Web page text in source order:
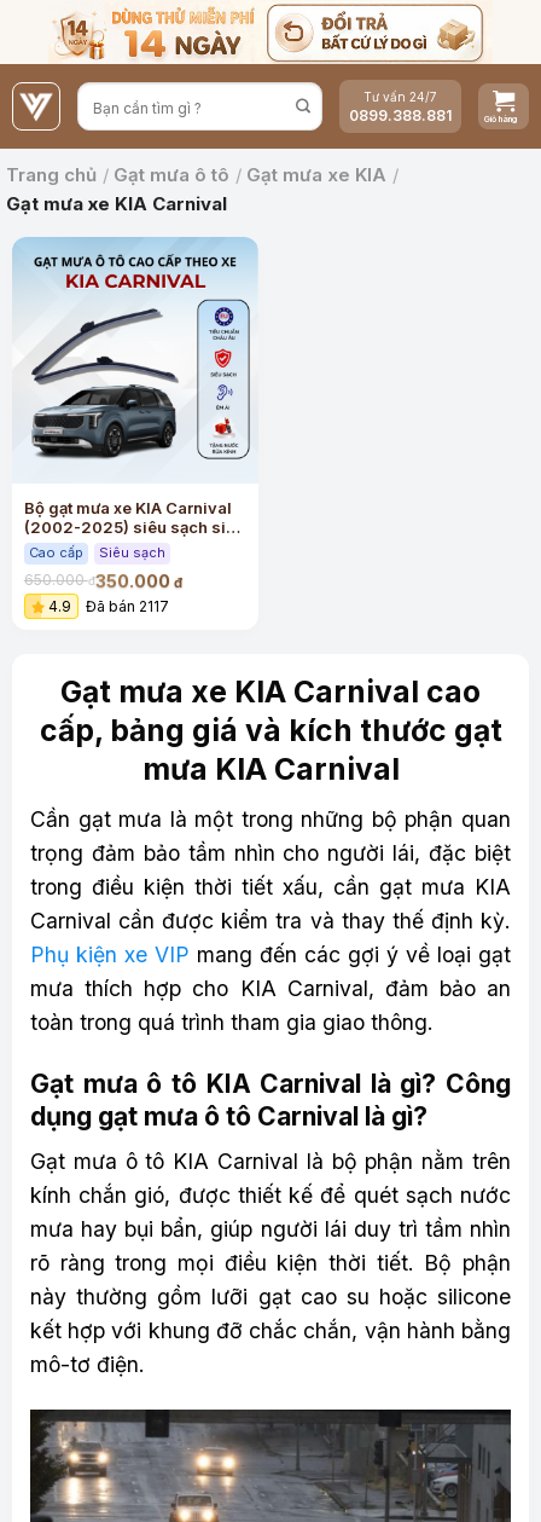
nội
dung
Tư vấn 24/7
0899.388.881
Trang chủ / Gạt mưa ô tô / Gạt mưa xe KIA /
Gạt mưa xe KIA Carnival
Bộ gạt mưa xe KIA Carnival
(2002-2025) siêu sạch siêu
êm
Cao cấp Siêu sạch
650.000đ350.000 đ
4.9 Đã bán 2117
Gạt mưa xe KIA Carnival cao
cấp, bảng giá và kích thước gạt
mưa KIA Carnival
Cần gạt mưa là một trong những bộ phận quan
trọng đảm bảo tầm nhìn cho người lái, đặc biệt
trong điều kiện thời tiết xấu, cần gạt mưa KIA
Carnival cần được kiểm tra và thay thế định kỳ.
Phụ kiện xe VIP mang đến các gợi ý về loại gạt
mưa thích hợp cho KIA Carnival, đảm bảo an
toàn trong quá trình tham gia giao thông.
Gạt mưa ô tô KIA Carnival là gì? Công
dụng gạt mưa ô tô Carnival là gì?
Gạt mưa ô tô KIA Carnival là bộ phận nằm trên
kính chắn gió, được thiết kế để quét sạch nước
mưa hay bụi bẩn, giúp người lái duy trì tầm nhìn
rõ ràng trong mọi điều kiện thời tiết. Bộ phận
này thường gồm lưỡi gạt cao su hoặc silicone
kết hợp với khung đỡ chắc chắn, vận hành bằng
mô-tơ điện.